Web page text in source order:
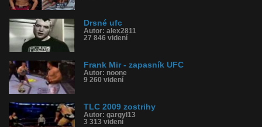
Drsné ufc
Autor: alex2811
27 846 videní
Frank Mir - zapasník UFC
Autor: noone
9 260 videní
TLC 2009 zostrihy
Autor: gargyl13
3 313 videní